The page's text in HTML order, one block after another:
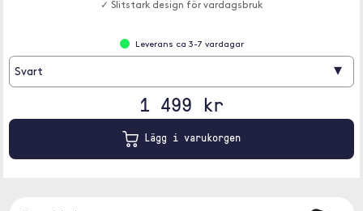
✓ Slitstark design för vardagsbruk
Leverans ca 3-7 vardagar
Svart ▾
1 499 kr
Lägg i varukorgen